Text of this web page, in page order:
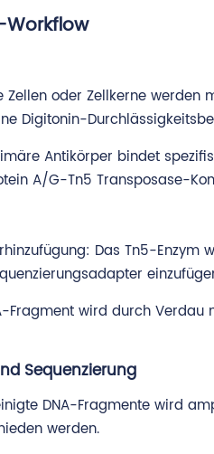
Zellen oder Zellkerne
Digitonin-
Antikörper bindet
A/G-Tn5 Transposase-
Das Tn5-
Fragment wird durch
Sequenzierung
DNA-Fragmente wird
werden.